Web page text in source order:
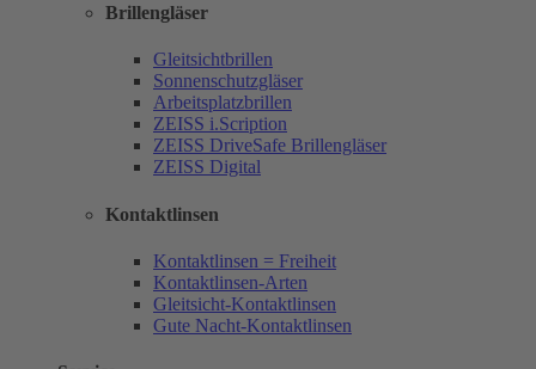
Brillengläser
Gleitsichtbrillen
Sonnenschutzgläser
Arbeitsplatzbrillen
ZEISS i.Scription
ZEISS DriveSafe Brillengläser
ZEISS Digital
Kontaktlinsen
Kontaktlinsen = Freiheit
Kontaktlinsen-Arten
Gleitsicht-Kontaktlinsen
Gute Nacht-Kontaktlinsen